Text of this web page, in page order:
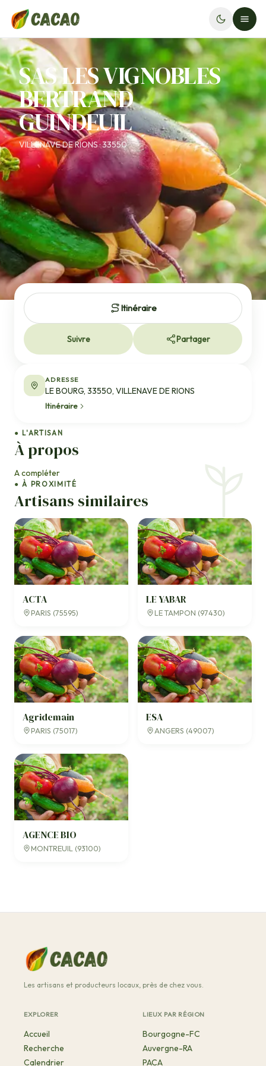
SAS LES VIGNOBLES
BERTRAND
GUINDEUIL
VILLENAVE DE RIONS · 33550
● L'ARTISAN
À propos
A compléter
● À PROXIMITÉ
Artisans similaires
ACTA
PARIS (75595)
LE YABAR
LE TAMPON (97430)
Agridemain
PARIS (75017)
ESA
ANGERS (49007)
AGENCE BIO
MONTREUIL (93100)
Itinéraire
Suivre Partager
ADRESSE
LE BOURG, 33550, VILLENAVE DE RIONS
Itinéraire
Les artisans et producteurs locaux, près de chez vous.
EXPLORER
Accueil
Recherche
Calendrier
LIEUX PAR RÉGION
Bourgogne-FC
Auvergne-RA
PACA